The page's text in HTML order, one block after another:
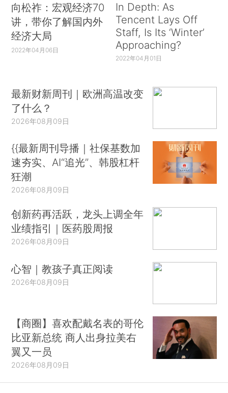
向松祚：宏观经济70
讲，带你了解国内外
经济大局
2022年04月06日
In Depth: As
Tencent Lays Off
Staff, Is Its ‘Winter’
Approaching?
2022年04月01日
最新财新周刊｜欧洲高温改变
了什么？
2026年08月09日
{{最新周刊导播｜社保基数加
速夯实、AI“追光”、韩股杠杆
狂潮
2026年08月09日
创新药再活跃，龙头上调全年
业绩指引｜医药股周报
2026年08月09日
心智｜教孩子真正阅读
2026年08月09日
【商圈】喜欢配戴名表的哥伦
比亚新总统 商人出身拉美右
翼又一员
2026年08月09日